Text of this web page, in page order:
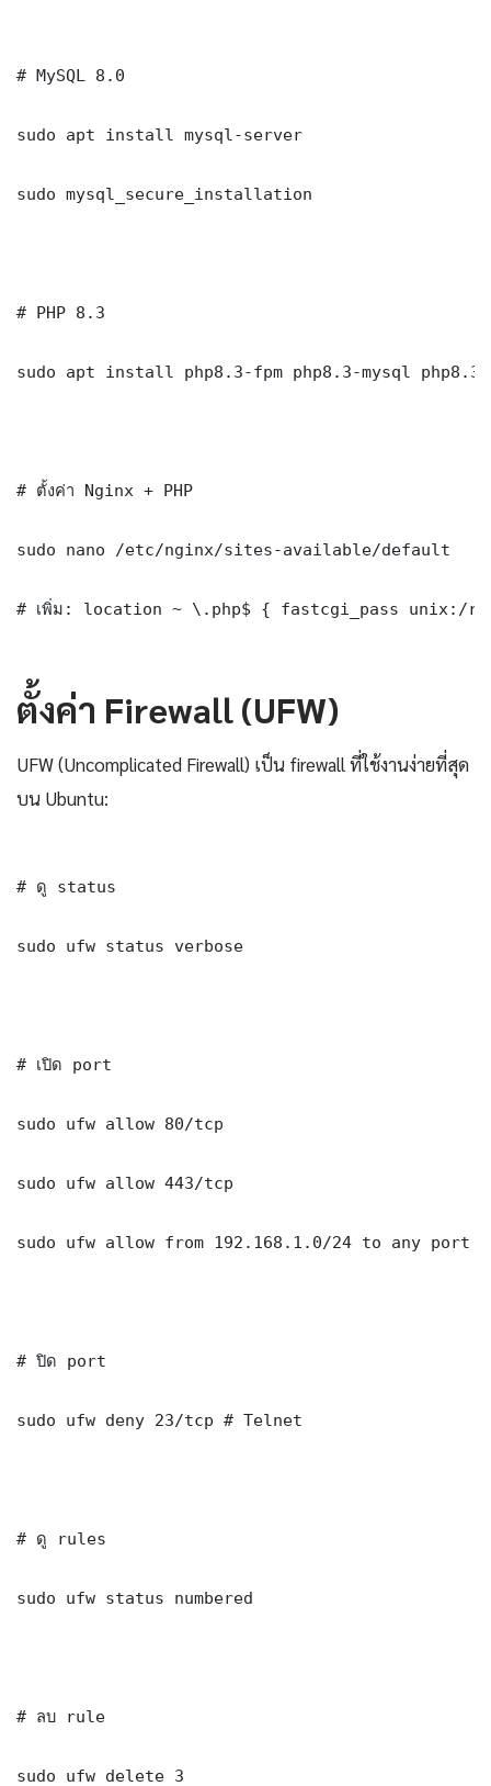
# MySQL 8.0
sudo apt install mysql-server
sudo mysql_secure_installation
# PHP 8.3
sudo apt install php8.3-fpm php8.3-mysql
# ตั้งค่า Nginx + PHP
sudo nano /etc/nginx/sites-available/default
# เพิ่ม: location ~ \.php$ { fastcgi_pass unix:/
ตั้งค่า Firewall (UFW)
UFW (Uncomplicated Firewall) เป็น firewall ที่ใช้งานง่ายที่สุด
บน Ubuntu:
# ดู status
sudo ufw status verbose
# เปิด port
sudo ufw allow 80/tcp
sudo ufw allow 443/tcp
sudo ufw allow from 192.168.1.0/24 to any port
# ปิด port
sudo ufw deny 23/tcp # Telnet
# ดู rules
sudo ufw status numbered
# ลบ rule
sudo ufw delete 3